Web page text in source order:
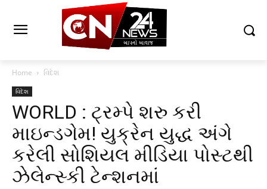
Home વિદેશ
વિદેશ
WORLD : ટ્રમ્પે શરુ કરી
માઇન્ડગેમ! યુક્રેન યુદ્ધ અંગે
કરેલી સોશિયલ મીડિયા પોસ્ટથી
ઝેલેન્સ્કી ટેન્શનમાં